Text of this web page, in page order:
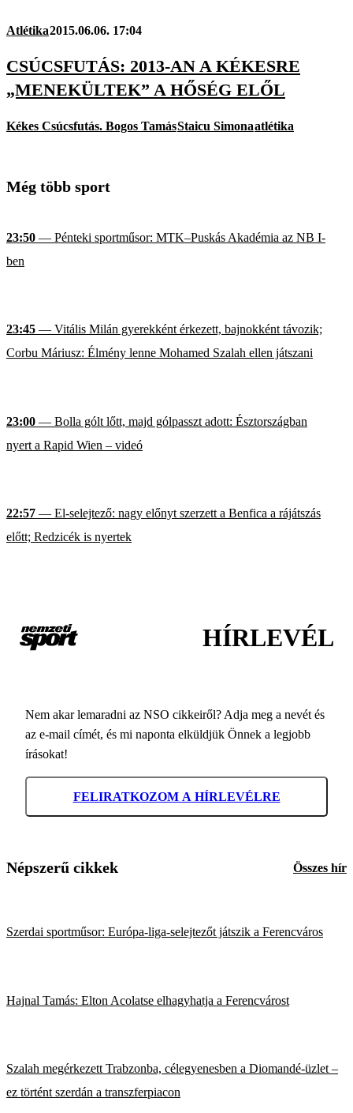
Atlétika2015.06.06. 17:04
CSÚCSFUTÁS: 2013-AN A KÉKESRE
„MENEKÜLTEK” A HŐSÉG ELŐL
Kékes Csúcsfutás. Bogos TamásStaicu Simonaatlétika
Még több sport
23:50 — Pénteki sportműsor: MTK–Puskás Akadémia az NB I-
ben
23:45 — Vitális Milán gyerekként érkezett, bajnokként távozik;
Corbu Máriusz: Élmény lenne Mohamed Szalah ellen játszani
23:00 — Bolla gólt lőtt, majd gólpasszt adott: Észtországban
nyert a Rapid Wien – videó
22:57 — El-selejtező: nagy előnyt szerzett a Benfica a rájátszás
előtt; Redzicék is nyertek
HÍRLEVÉL
Nem akar lemaradni az NSO cikkeiről? Adja meg a nevét és
az e-mail címét, és mi naponta elküldjük Önnek a legjobb
írásokat!
FELIRATKOZOM A HÍRLEVÉLRE
Népszerű cikkek Összes hír
Szerdai sportműsor: Európa-liga-selejtezőt játszik a Ferencváros
Hajnal Tamás: Elton Acolatse elhagyhatja a Ferencvárost
Szalah megérkezett Trabzonba, célegyenesben a Diomandé-üzlet –
ez történt szerdán a transzferpiacon